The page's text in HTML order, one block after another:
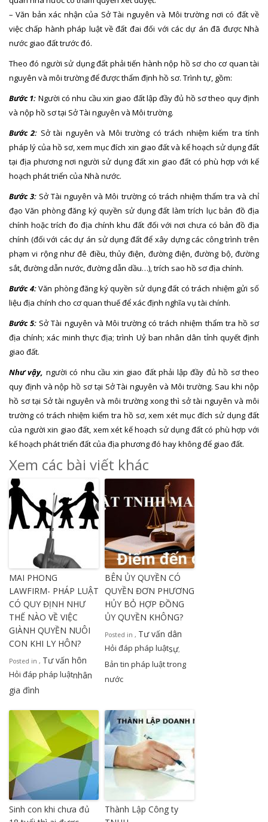
– Văn bản xác nhận của Sở Tài nguyên và Môi trường nơi có đất về
việc chấp hành pháp luật về đất đai đối với các dự án đã được Nhà
nước giao đất trước đó.
Theo đó người sử dụng đất phải tiến hành nộp hồ sơ cho cơ quan tài
nguyên và môi trường để được thẩm định hồ sơ. Trình tự, gồm:
Bước 1: Người có nhu cầu xin giao đất lập đầy đủ hồ sơ theo quy định
và nộp hồ sơ tại Sở Tài nguyên và Môi trường.
Bước 2: Sở tài nguyên và Môi trường có trách nhiệm kiểm tra tính
pháp lý của hồ sơ, xem mục đích xin giao đất và kế hoạch sử dụng đất
tại địa phương nơi người sử dụng đất xin giao đất có phù hợp với kế
hoạch phát triển của Nhà nước.
Bước 3: Sở Tài nguyên và Môi trường có trách nhiệm thẩm tra và chỉ
đạo Văn phòng đăng ký quyền sử dụng đất làm trích lục bản đồ địa
chính hoặc trích đo địa chính khu đất đối với nơi chưa có bản đồ địa
chính (đối với các dự án sử dụng đất để xây dựng các công trình trên
phạm vi rộng như đê điều, thủy điện, đường điện, đường bộ, đường
sắt, đường dẫn nước, đường dẫn dầu…), trích sao hồ sơ địa chính.
Bước 4:Văn phòng đăng ký quyền sử dụng đất có trách nhiệm gửi số
liệu địa chính cho cơ quan thuế để xác định nghĩa vụ tài chính.
Bước 5: Sở Tài nguyên và Môi trường có trách nhiệm thẩm tra hồ sơ
địa chính; xác minh thực địa; trình Uỷ ban nhân dân tỉnh quyết định
giao đất.
Như vậy, người có nhu cầu xin giao đất phải lập đầy đủ hồ sơ theo
quy định và nộp hồ sơ tại Sở Tài nguyên và Môi trường. Sau khi nộp
hồ sơ tại Sở tài nguyên và môi trường xong thì sở tài nguyên và môi
trường có trách nhiệm kiểm tra hồ sơ, xem xét mục đích sử dụng đất
của người xin giao đất, xem xét kế hoạch sử dụng đất có phù hợp với
kế hoạch phát triển đất của địa phương đó hay không để giao đất.
Xem các bài viết khác
MAI PHONG
LAWFIRM- PHÁP LUẬT
CÓ QUY ĐỊNH NHƯ
THẾ NÀO VỀ VIỆC
GIÀNH QUYỀN NUÔI
CON KHI LY HÔN?
Posted in
Hỏi đáp pháp luật
, Tư vấn hôn
nhân
gia đình
BÊN ỦY QUYỀN CÓ
QUYỀN ĐƠN PHƯƠNG
HỦY BỎ HỢP ĐỒNG
ỦY QUYỀN KHÔNG?
Posted in
Hỏi đáp pháp luật
, Tư vấn dân
sự,
Bản tin pháp luật trong
nước
Sinh con khi chưa đủ
Thành Lập Công ty